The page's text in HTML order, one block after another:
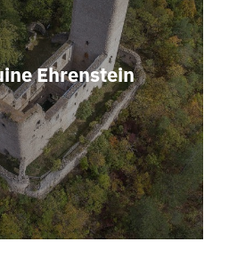
Ehrenstein